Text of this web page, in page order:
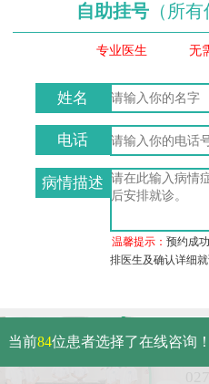
自助挂号 （所
专业医生 无
姓名
电话
病情描述
温馨提示：预约成
排医生及确认详细就
武
当前84位患者选择了在线咨询！